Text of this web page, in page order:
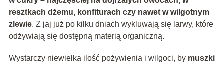
resztkach dżemu, konfiturach czy nawet w wilgotnym
zlewie. Z jaj już po kilku dniach wykluwają się larwy, które
odżywiają się dostępną materią organiczną.
Wystarczy niewielka ilość pożywienia i wilgoci, by muszki